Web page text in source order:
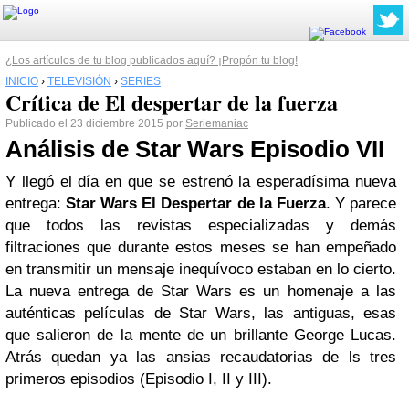
¿Los artículos de tu blog publicados aquí? ¡Propón tu blog!
INICIO › TELEVISIÓN › SERIES
Crítica de El despertar de la fuerza
Publicado el 23 diciembre 2015 por Seriemaniac
Análisis de Star Wars Episodio VII
Y llegó el día en que se estrenó la esperadísima nueva
entrega:Star Wars El Despertar de la Fuerza. Y parece
que todos las revistas especializadas y demás
filtraciones que durante estos meses se han empeñado
en transmitir un mensaje inequívoco estaban en lo cierto.
La nueva entrega de Star Wars es un homenaje a las
auténticas películas de Star Wars, las antiguas, esas
que salieron de la mente de un brillante George Lucas.
Atrás quedan ya las ansias recaudatorias de ls tres
primeros episodios (Episodio I, II y III).